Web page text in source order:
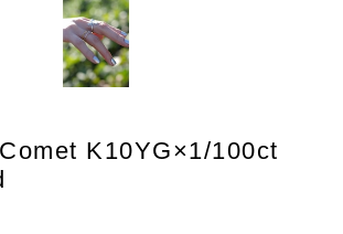
K10YG×1/100ct